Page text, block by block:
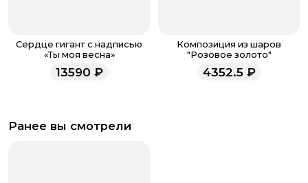
Сердце гигант с надписью
«Ты моя весна»
13590 ₽
Композиция из шаров
"Розовое золото"
4352.5₽
Ранее вы смотрели